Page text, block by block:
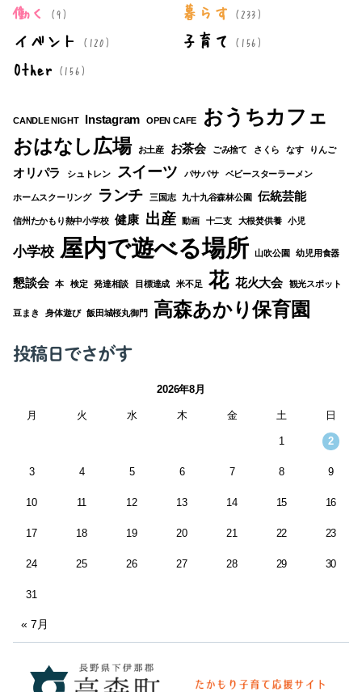
働く (9) 暮らす (233)
イベント (120) 子育て (156)
Other(156)
CANDLE NIGHT Instagram OPEN CAFE おうちカフェ
おはなし広場 お土産 お茶会 ごみ捨て さくら なす りんご
オリパラ シュトレン スイーツ パサパサ ベビースターラーメン
ホームスクーリング ランチ 三国志 九十九谷森林公園 伝統芸能
信州たかもり熱中小学校 健康 出産 動画 十二支 大根焚供養 小児
小学校 屋内で遊べる場所 山吹公園 幼児用食器
懇談会 本 検定 発達相談 目標達成 米不足 花 花火大会 観光スポット
豆まき 身体遊び 飯田城桜丸御門 高森あかり保育園
投稿日でさがす
2026年8月
月 火 水 木 金 土 日
1 2
3 4 5 6 7 8 9
10 11 12 13 14 15 16
17 18 19 20 21 22 23
24 25 26 27 28 29 30
31
« 7月